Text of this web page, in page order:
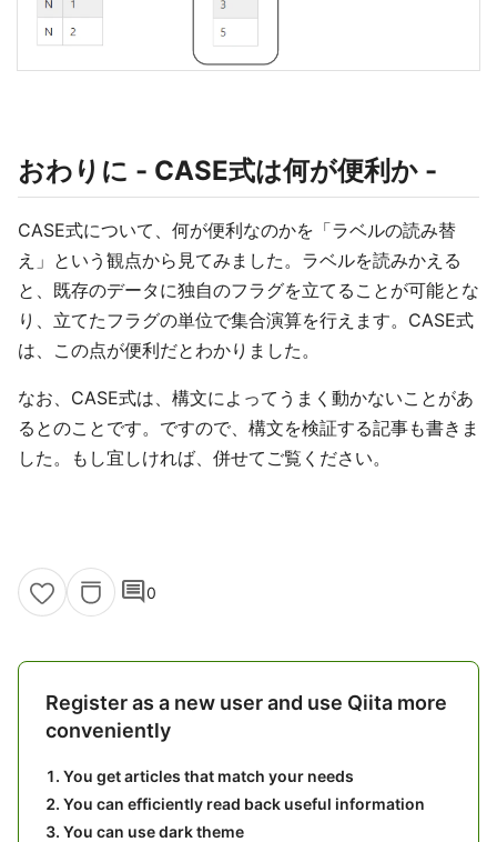
おわりに - CASE式は何が便利か -
CASE式について、何が便利なのかを「ラベルの読み替
え」という観点から見てみました。ラベルを読みかえる
と、既存のデータに独自のフラグを立てることが可能とな
り、立てたフラグの単位で集合演算を行えます。CASE式
は、この点が便利だとわかりました。
なお、CASE式は、構文によってうまく動かないことがあ
るとのことです。ですので、構文を検証する記事も書きま
した。もし宜しければ、併せてご覧ください。
comment0
Register as a new user and use Qiita more
conveniently
You get articles that match your needs
You can efficiently read back useful information
You can use dark theme